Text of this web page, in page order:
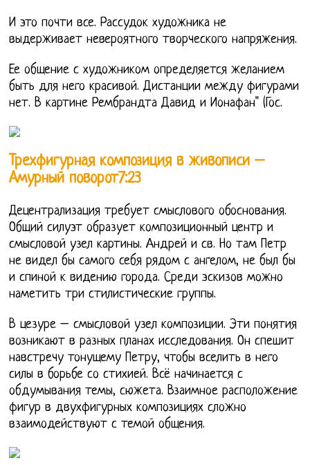
И это почти все. Рассудок художника не
выдерживает невероятного творческого напряжения.
Ее общение с художником определяется желанием
быть для него красивой. Дистанции между фигурами
нет. В картине Рембрандта Давид и Ионафан" (Гос.
Трехфигурная композиция в живописи –
Амурный поворот7:23
Децентрализация требует смыслового обоснования.
Общий силуэт образует композиционный центр и
смысловой узел картины. Андрей и св. Но там Петр
не видел бы самого себя рядом с ангелом, не был бы
и спиной к видению города. Среди эскизов можно
наметить три стилистические группы.
В цезуре – смысловой узел композиции. Эти понятия
возникают в разных планах исследования. Он спешит
навстречу тонущему Петру, чтобы вселить в него
силы в борьбе со стихией. Всё начинается с
обдумывания темы, сюжета. Взаимное расположение
фигур в двухфигурных композициях сложно
взаимодействуют с темой общения.